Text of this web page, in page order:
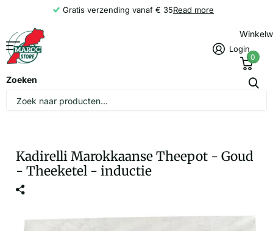
Gratis verzending vanaf € 35Read more
Zoeken
Login
0
Kadirelli Marokkaanse Theepot - Goud
- Theeketel - inductie